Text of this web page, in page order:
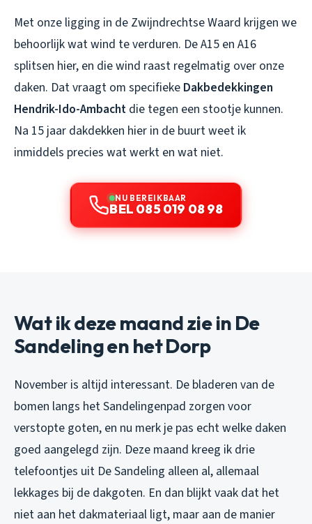
Met onze ligging in de Zwijndrechtse Waard krijgen we
behoorlijk wat wind te verduren. De A15 en A16
splitsen hier, en die wind raast regelmatig over onze
daken. Dat vraagt om specifieke Dakbedekkingen
Hendrik-Ido-Ambacht die tegen een stootje kunnen.
Na 15 jaar dakdekken hier in de buurt weet ik
inmiddels precies wat werkt en wat niet.
NU BEREIKBAAR
BEL 085 019 08 98
Wat ik deze maand zie in De
Sandeling en het Dorp
November is altijd interessant. De bladeren van de
bomen langs het Sandelingenpad zorgen voor
verstopte goten, en nu merk je pas echt welke daken
goed aangelegd zijn. Deze maand kreeg ik drie
telefoontjes uit De Sandeling alleen al, allemaal
lekkages bij de dakgoten. En dan blijkt vaak dat het
niet aan het dakmateriaal ligt, maar aan de manier